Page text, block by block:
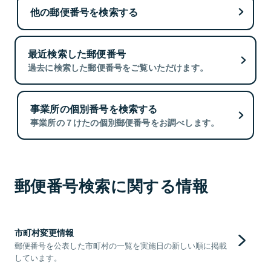
他の郵便番号を検索する
最近検索した郵便番号
過去に検索した郵便番号をご覧いただけます。
事業所の個別番号を検索する
事業所の７けたの個別郵便番号をお調べします。
郵便番号検索に関する情報
市町村変更情報
郵便番号を公表した市町村の一覧を実施日の新しい順に掲載
しています。